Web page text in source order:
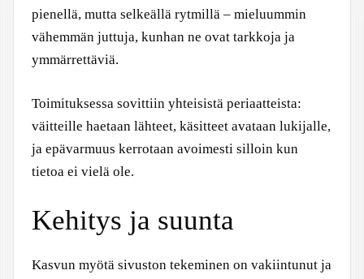
pienellä, mutta selkeällä rytmillä – mieluummin
vähemmän juttuja, kunhan ne ovat tarkkoja ja
ymmärrettäviä.
Toimituksessa sovittiin yhteisistä periaatteista:
väitteille haetaan lähteet, käsitteet avataan lukijalle,
ja epävarmuus kerrotaan avoimesti silloin kun
tietoa ei vielä ole.
Kehitys ja suunta
Kasvun myötä sivuston tekeminen on vakiintunut ja